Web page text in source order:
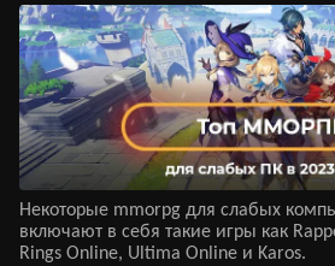
Некоторые mmorpg для слабых
включают в себя такие игры как
Rings Online, Ultima Online и Karos.